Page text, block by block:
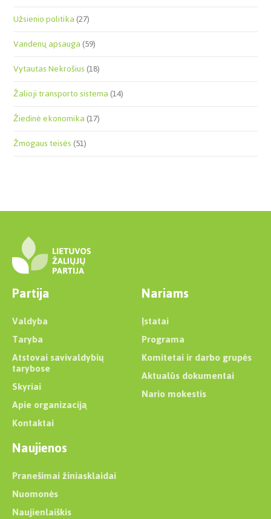
Užsienio politika(27)
Vandenų apsauga(59)
Vytautas Nekrošius(18)
Žalioji transporto sistema(14)
Žiedinė ekonomika(17)
Žmogaus teisės(51)
Partija
Valdyba
Taryba
Atstovai savivaldybių
tarybose
Skyriai
Apie organizaciją
Kontaktai
Nariams
Įstatai
Programa
Komitetai ir darbo grupės
Aktualūs dokumentai
Nario mokestis
Naujienos
Pranešimai žiniasklaidai
Nuomonės
Naujienlaiškis